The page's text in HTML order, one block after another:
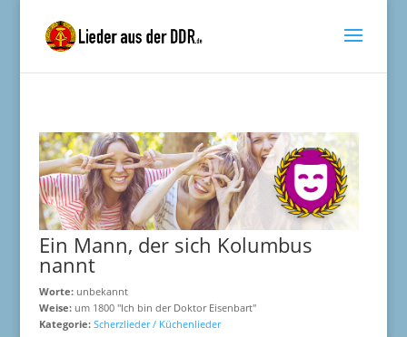
Ein Mann, der sich Kolumbus
nannt
Worte:unbekannt
Weise:um 1800 "Ich bin der Doktor Eisenbart"
Kategorie: Scherzlieder / Küchenlieder